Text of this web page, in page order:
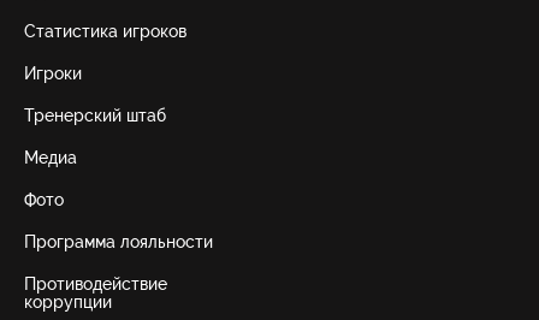
Статистика игроков
Игроки
Тренерский штаб
Медиа
Фото
Программа лояльности
Противодействие
коррупции